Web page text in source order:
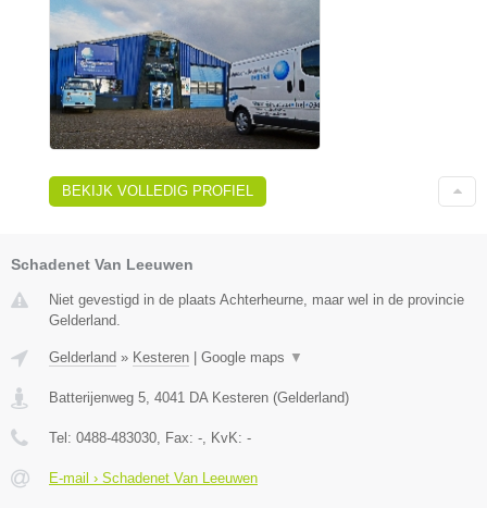
BEKIJK VOLLEDIG PROFIEL
Schadenet Van Leeuwen
Niet gevestigd in de plaats Achterheurne, maar wel in de provincie
Gelderland.
Gelderland » Kesteren Google maps ▼
Batterijenweg 5 4041 DA Kesteren (Gelderland)
Tel: 0488-483030 , Fax: - , KvK: -
E-mail › Schadenet Van Leeuwen